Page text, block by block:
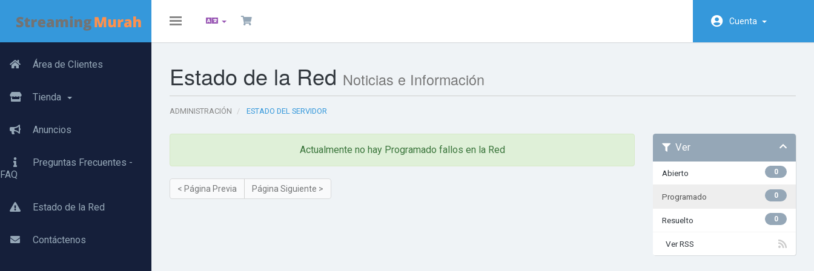
Toggle
Cuenta
Área de Clientes
Tienda
Anuncios
Preguntas Frecuentes -
FAQ
Estado de la Red
Contáctenos
Estado de la Red Noticias e Información
ADMINISTRACIÓN ESTADO DEL SERVIDOR
Ver
0
Abierto
0
Programado
0
Resuelto
Ver RSS
Actualmente no hay Programado fallos en la Red
< Página Previa Página Siguiente >